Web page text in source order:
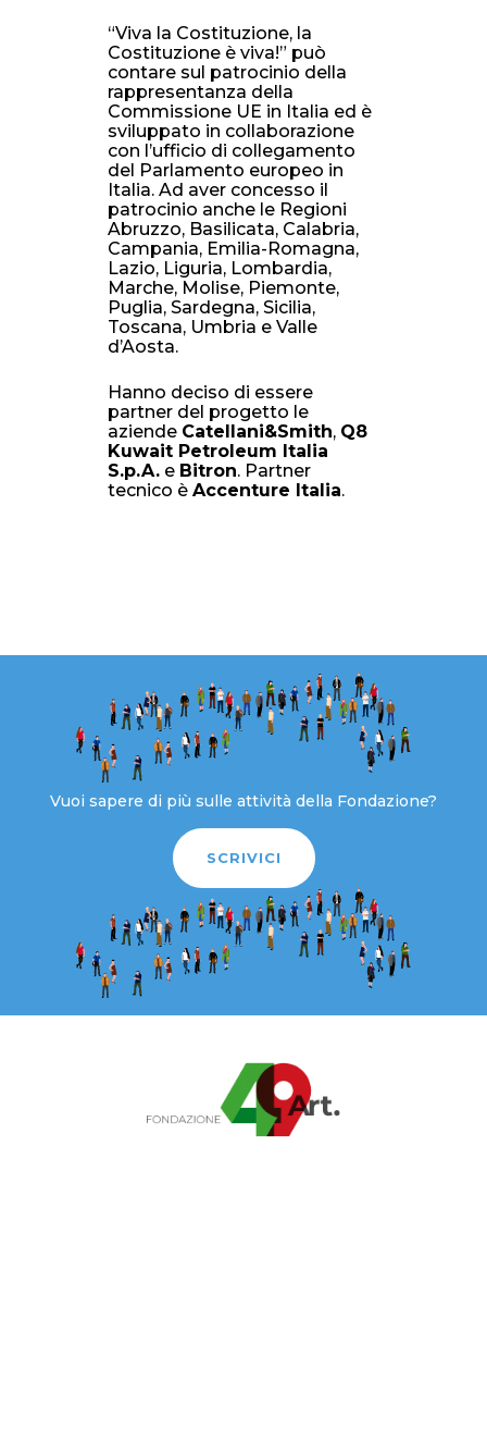
“Viva la Costituzione, la
Costituzione è viva!” può
contare sul patrocinio della
rappresentanza della
Commissione UE in Italia ed è
sviluppato in collaborazione
con l’ufficio di collegamento
del Parlamento europeo in
Italia. Ad aver concesso il
patrocinio anche le Regioni
Abruzzo, Basilicata, Calabria,
Campania, Emilia-Romagna,
Lazio, Liguria, Lombardia,
Marche, Molise, Piemonte,
Puglia, Sardegna, Sicilia,
Toscana, Umbria e Valle
d’Aosta.
Hanno deciso di essere
partner del progetto le
aziende Catellani&Smith, Q8
Kuwait Petroleum Italia
S.p.A. e Bitron. Partner
tecnico è Accenture Italia.
Vuoi sapere di più sulle attività della Fondazione?
SCRIVICI